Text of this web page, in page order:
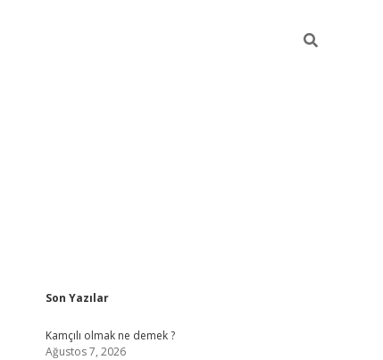
Sidebar
Son Yazılar
Kamçılı olmak ne demek ?
Ağustos 7, 2026